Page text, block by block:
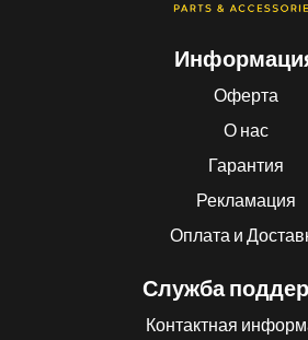
Оферта
О нас
Гарантия
Рекламация
Оплата и
Служба
Контактная